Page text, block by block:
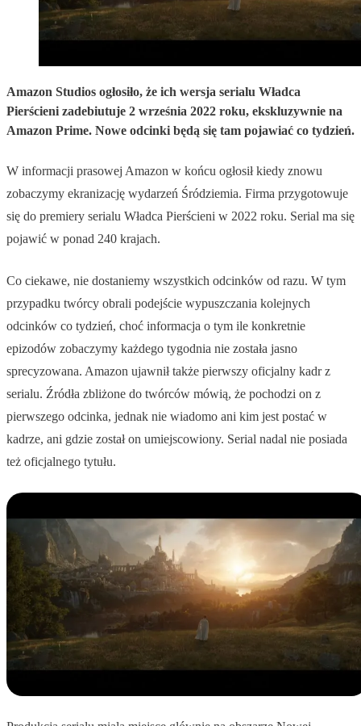
Amazon Studios ogłosiło, że ich wersja serialu Władca
Pierścieni zadebiutuje 2 września 2022 roku, ekskluzywnie na
Amazon Prime. Nowe odcinki będą się tam pojawiać co tydzień.
W informacji prasowej Amazon w końcu ogłosił kiedy znowu
zobaczymy ekranizację wydarzeń Śródziemia. Firma przygotowuje
się do premiery serialu Władca Pierścieni w 2022 roku. Serial ma się
pojawić w ponad 240 krajach.
Co ciekawe, nie dostaniemy wszystkich odcinków od razu. W tym
przypadku twórcy obrali podejście wypuszczania kolejnych
odcinków co tydzień, choć informacja o tym ile konkretnie
epizodów zobaczymy każdego tygodnia nie została jasno
sprecyzowana. Amazon ujawnił także pierwszy oficjalny kadr z
serialu. Źródła zbliżone do twórców mówią, że pochodzi on z
pierwszego odcinka, jednak nie wiadomo ani kim jest postać w
kadrze, ani gdzie został on umiejscowiony. Serial nadal nie posiada
też oficjalnego tytułu.